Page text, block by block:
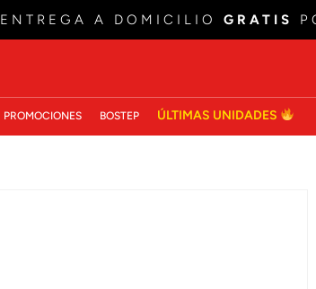
ENTREGA A DOMICILIO GRATIS
PROMOCIONES BOSTEP ÚLTIMAS UNIDADES